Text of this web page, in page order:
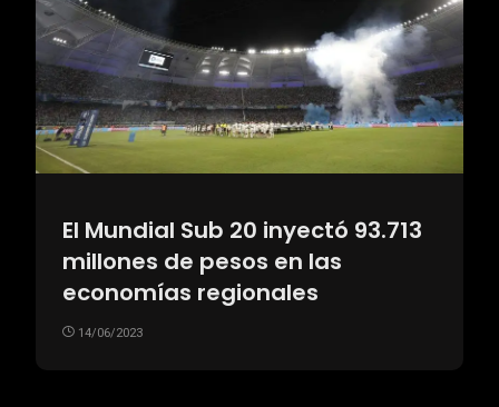
El Mundial Sub 20 inyectó 93.713
millones de pesos en las
economías regionales
14/06/2023